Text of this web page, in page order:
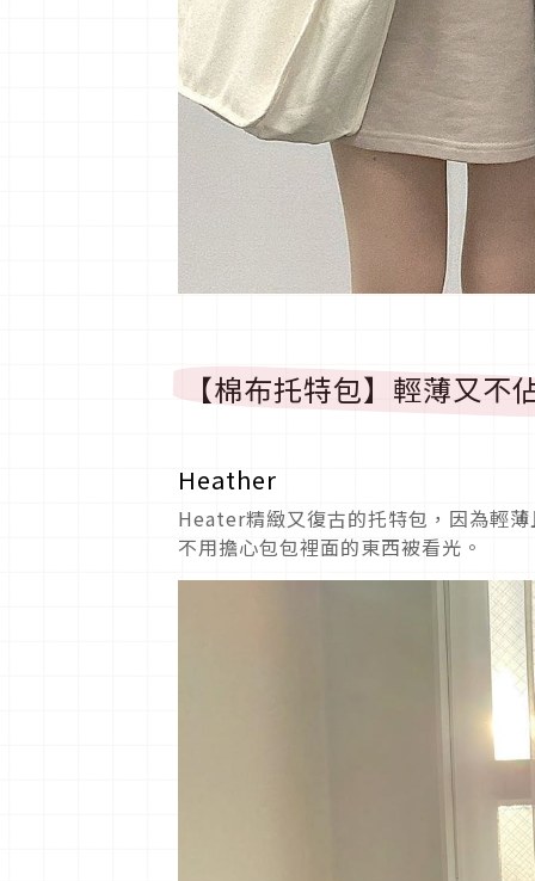
【棉布托特包】輕薄又不
Heather
Heater精緻又復古的托特包，因為輕
不用擔心包包裡面的東西被看光。